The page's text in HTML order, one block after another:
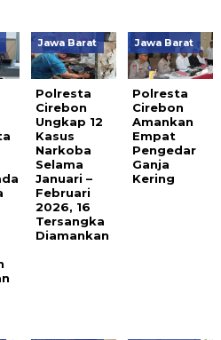
Jawa Barat
Polresta
Cirebon
Ungkap 12
Kasus
Narkoba
Selama
Januari –
Februari
2026, 16
Tersangka
Diamankan
Jawa Barat
Polresta
Cirebon
Amankan
Empat
Pengedar
Ganja
Kering